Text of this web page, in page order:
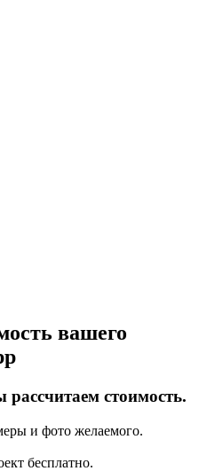
вашего
стоимость.
и фото желаемого.
бесплатно.